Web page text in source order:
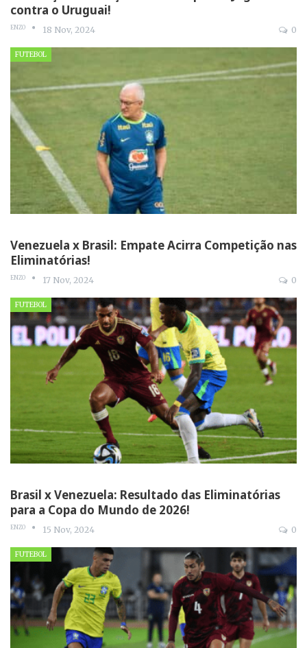
contra o Uruguai!
ENZO 18 Nov, 2024 0
FUTEBOL
Venezuela x Brasil: Empate Acirra Competição nas
Eliminatórias!
ENZO 17 Nov, 2024 0
FUTEBOL
Brasil x Venezuela: Resultado das Eliminatórias
para a Copa do Mundo de 2026!
ENZO 15 Nov, 2024 0
FUTEBOL